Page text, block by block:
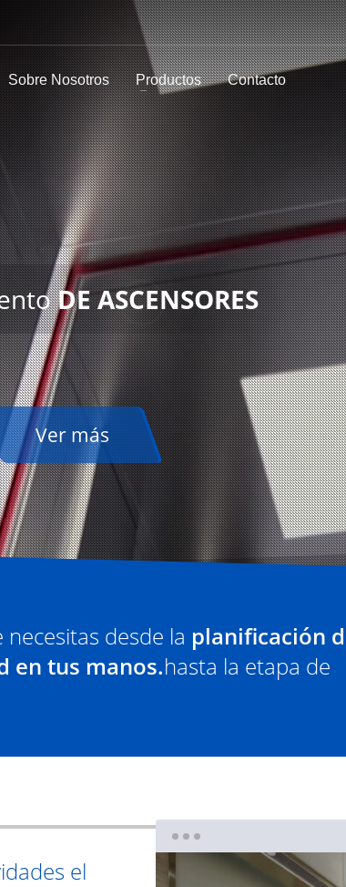
Sobre Nosotros Productos Contacto
desde la planificación
en tus manos.hasta la etapa de
el